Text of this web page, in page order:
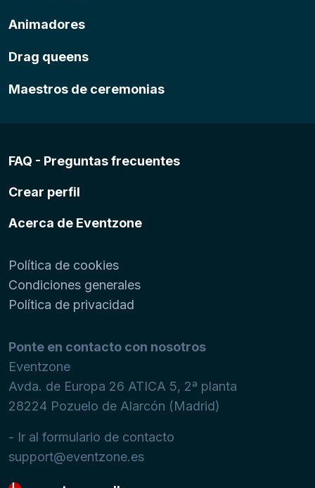
Animadores
Drag queens
Maestros de ceremonias
FAQ - Preguntas frecuentes
Crear perfil
Acerca de Eventzone
Política de cookies
Condiciones generales
Política de privacidad
Ponte en contacto con nosotros
Eventzone
Avda. de Europa 26 ATICA 5, 2ª planta
28224 Pozuelo de Alarcón (Madrid)
- Ir al formulario de contacto
support@eventzone.es